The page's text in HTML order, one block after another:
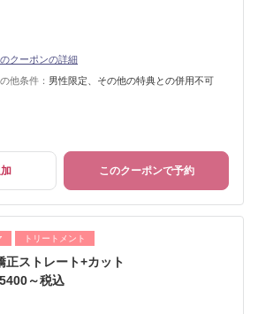
のクーポンの詳細
他条件： 男性限定、その他の特典との併用不可
このクーポンで予約
トリートメント
正ストレート+カット
～税込